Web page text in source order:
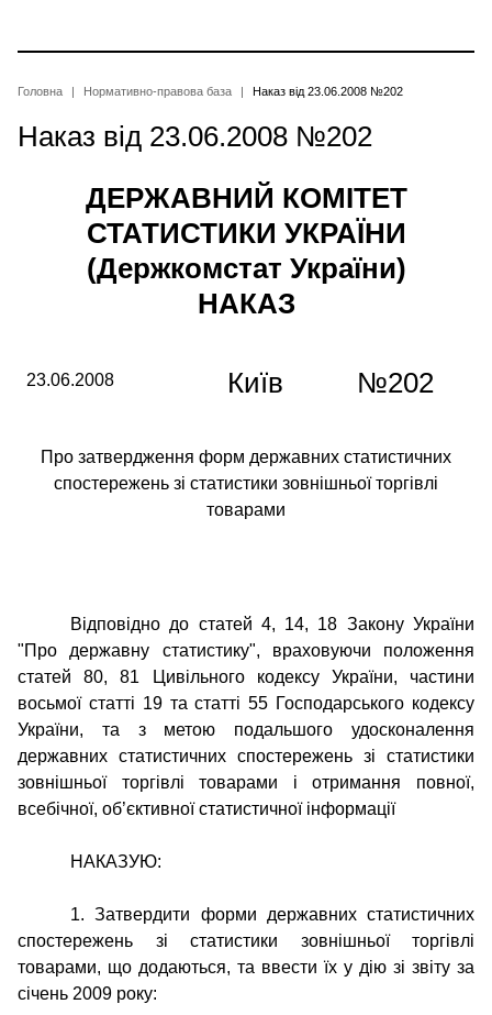
основного
Рядок
навіґації
Головна Нормативно-правова база Наказ від 23.06.2008 №202
Наказ від 23.06.2008 №202
ДЕРЖАВНИЙ КОМІТЕТ
СТАТИСТИКИ УКРАЇНИ
(Держкомстат України)
НАКАЗ
23.06.2008 Київ №202
Про затвердження форм державних статистичних
спостережень зі статистики зовнішньої торгівлі
товарами
Відповідно до статей 4, 14, 18 Закону України
"Про державну статистику", враховуючи положення
статей 80, 81 Цивільного кодексу України, частини
восьмої статті 19 та статті 55 Господарського кодексу
України, та з метою подальшого удосконалення
державних статистичних спостережень зі статистики
зовнішньої торгівлі товарами і отримання повної,
всебічної, об’єктивної статистичної інформації
НАКАЗУЮ:
1. Затвердити форми державних статистичних
спостережень зі статистики зовнішньої торгівлі
товарами, що додаються, та ввести їх у дію зі звіту за
січень 2009 року: